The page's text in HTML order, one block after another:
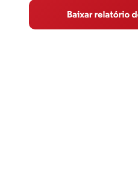
Principais Tendências